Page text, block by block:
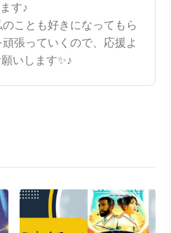
ます♪
ことも好きになってもら
張っていくので、応援よ
いします✨♪